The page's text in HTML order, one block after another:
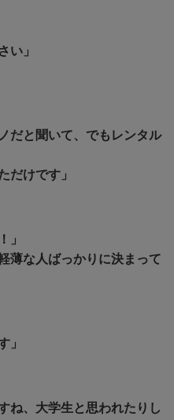
い」
だと聞いて、でもレンタル
だけです」
」
薄な人ばっかりに決まって
」
ね、大学生と思われたりし